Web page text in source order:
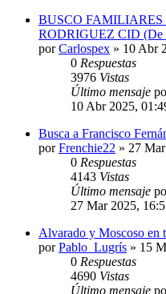
BUSCO
RODRIGUEZ CID (De
porCarlospex » 10 Abr
0 Respuestas
3976 Vistas
Último mensaje
10 Abr 2025,
Busca a Francisco
porFrenchie22 » 27
0 Respuestas
4143 Vistas
Último mensaje
27 Mar 2025,
Alvarado y Moscoso en
porPablo_Lugrís » 15
0 Respuestas
4690 Vistas
Último mensaje